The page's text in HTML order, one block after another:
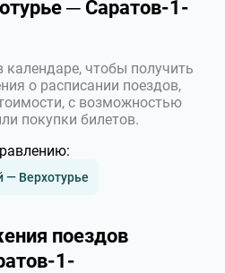
─ Саратов-1-
календаре, чтобы получить
о расписании поездов,
с возможностью
покупки билетов.
— Верхотурье
поездов
1-